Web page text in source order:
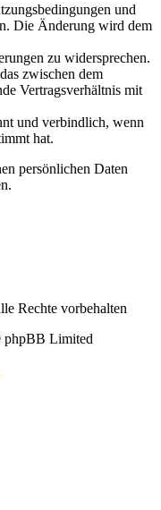
und
Die Änderung wird dem
zu widersprechen.
zwischen dem
Vertragsverhältnis mit
und verbindlich, wenn
hat.
persönlichen Daten
Rechte vorbehalten
Limited